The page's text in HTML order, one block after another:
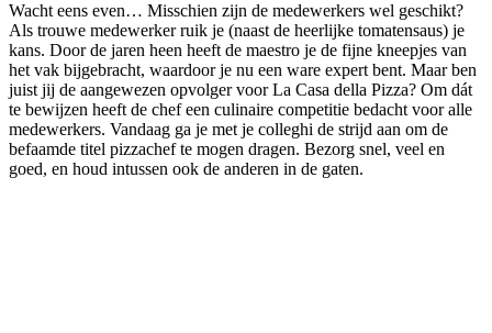
Wacht eens even… Misschien zijn de medewerkers wel geschikt?
Als trouwe medewerker ruik je (naast de heerlijke tomatensaus) je
kans. Door de jaren heen heeft de maestro je de fijne kneepjes van
het vak bijgebracht, waardoor je nu een ware expert bent. Maar ben
juist jij de aangewezen opvolger voor La Casa della Pizza? Om dát
te bewijzen heeft de chef een culinaire competitie bedacht voor alle
medewerkers. Vandaag ga je met je colleghi de strijd aan om de
befaamde titel pizzachef te mogen dragen. Bezorg snel, veel en
goed, en houd intussen ook de anderen in de gaten.